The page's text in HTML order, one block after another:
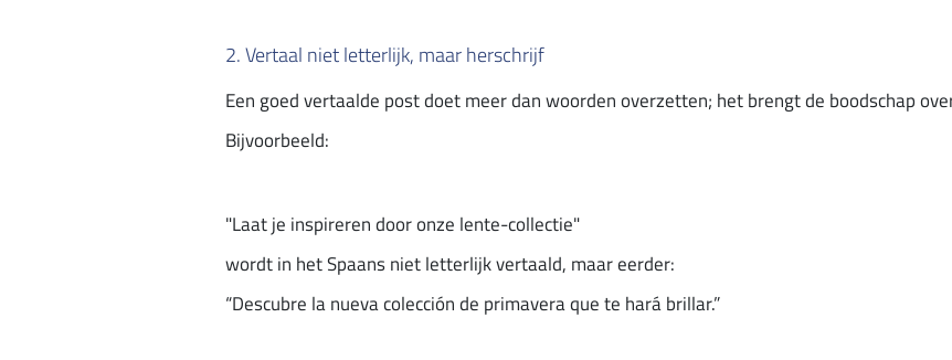
2. Vertaal niet letterlijk, maar herschrijf
Een goed vertaalde post doet meer dan woorden overzetten; het brengt de boodschap
Bijvoorbeeld:
"Laat je inspireren door onze lente-collectie"
wordt in het Spaans niet letterlijk vertaald, maar eerder:
“Descubre la nueva colección de primavera que te hará brillar.”